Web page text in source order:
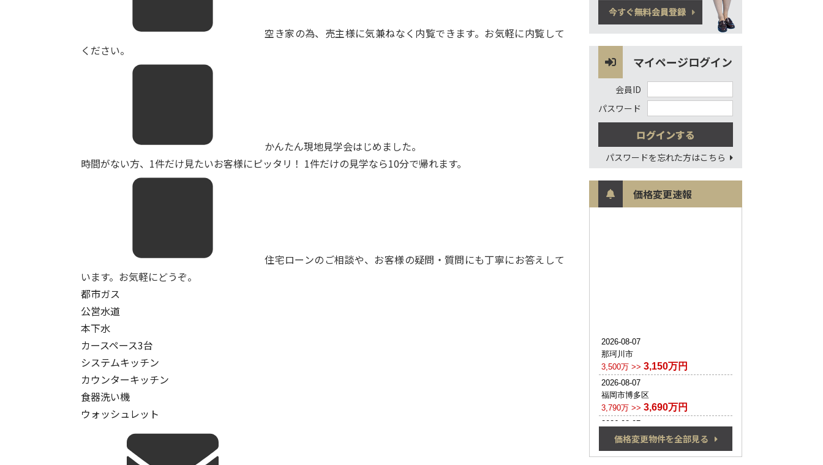
空き家の為、売主様に気兼ねなく内覧できます。お気軽に内覧して
ください。
かんたん現地見学会はじめました。
時間がない方、1件だけ見たいお客様にピッタリ！ 1件だけの見学なら10分で帰れます。
住宅ローンのご相談や、お客様の疑問・質問にも丁寧にお答えして
います。お気軽にどうぞ。
都市ガス
公営水道
本下水
カースペース3台
システムキッチン
カウンターキッチン
食器洗い機
ウォッシュレット
マイページログイン
会員ID
パスワード
パスワードを忘れた方はこちら
価格変更速報
価格変更物件を全部見る